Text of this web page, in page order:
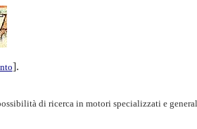
].
di ricerca in motori specializzati e